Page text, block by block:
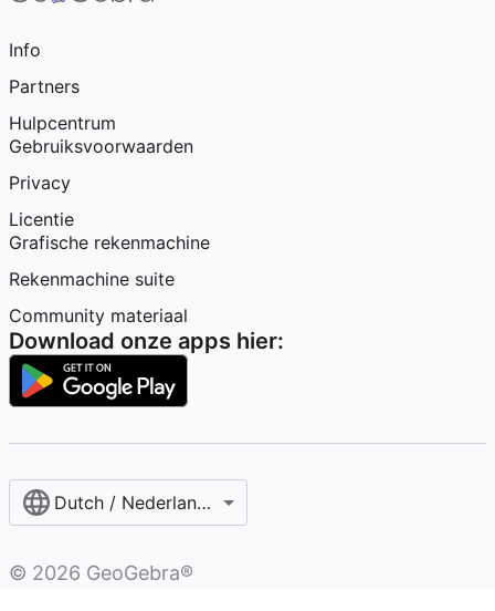
Info
Partners
Hulpcentrum
Gebruiksvoorwaarden
Privacy
Licentie
Grafische rekenmachine
Rekenmachine suite
Community materiaal
Download onze apps hier:
Dutch / Nederlands‎ (België)‎
© 2026 GeoGebra®